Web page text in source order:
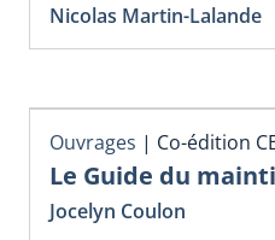
Nicolas Martin-Lalande
Ouvrages | Co-édition
Le Guide du
Jocelyn Coulon